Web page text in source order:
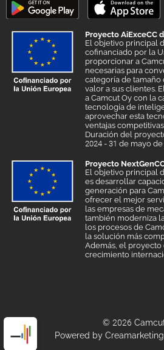
Proyecto AiExceCC
El objetivo principal
cofinanciado por la
proporcionar a
necesarias para
categoría de
valor a sus clientes.
a Camcut Oy con la
tecnología de
aprovechar esta
ventajas
Duración del
2024 - 31 de mayo de
Proyecto
El objetivo principal
es desarrollar
generación para
ofrecer el mejor
las empresas de
también moderniza
los procesos de
la solución más
Además, el proyecto
crecimiento
© 2026
Powered by